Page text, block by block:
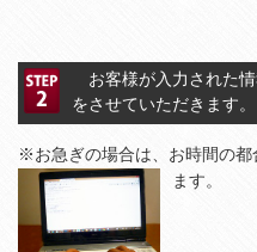
お客様が入力された
をさせていただきます。
※お急ぎの場合は、お時間の都
ます。